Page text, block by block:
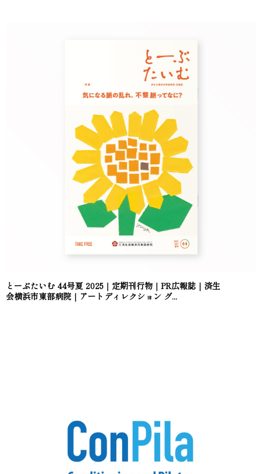
とーぶたいむ 44号夏 2025｜定期刊行物｜PR広報誌｜済生
会横浜市東部病院｜アートディレクション グ...